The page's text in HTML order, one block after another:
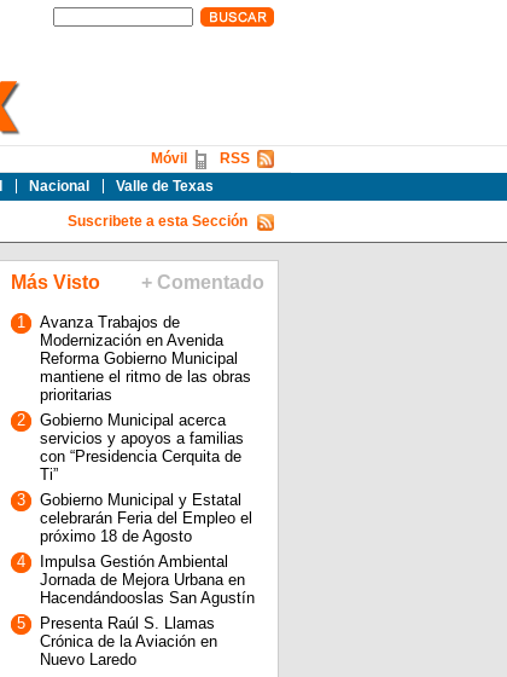
Nacional Valle de Texas
RSS
Móvil
Suscribete a esta Sección
Más Visto + Comentado
1
Avanza Trabajos de
Modernización en Avenida
Reforma Gobierno Municipal
mantiene el ritmo de las obras
prioritarias
2
Gobierno Municipal acerca
servicios y apoyos a familias
con “Presidencia Cerquita de
Ti”
3
Gobierno Municipal y Estatal
celebrarán Feria del Empleo el
próximo 18 de Agosto
4
Impulsa Gestión Ambiental
Jornada de Mejora Urbana en
Hacendándooslas San Agustín
5
Presenta Raúl S. Llamas
Crónica de la Aviación en
Nuevo Laredo